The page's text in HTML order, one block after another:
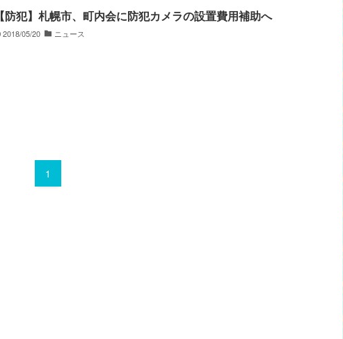
【防犯】札幌市、町内会に防犯カメラの設置費用補助へ
2018/05/20 ニュース
1